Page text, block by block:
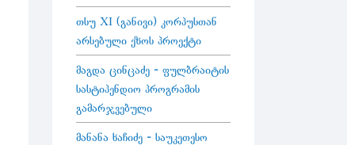
თსუ XI (განივი) კორპუსთან
არსებული ეზოს პროექტი
მაგდა ცინცაძე - ფულბრაიტის
სასტიპენდიო პროგრამის
გამარჯვებული
მანანა ხაჩიძე - საუკეთესო